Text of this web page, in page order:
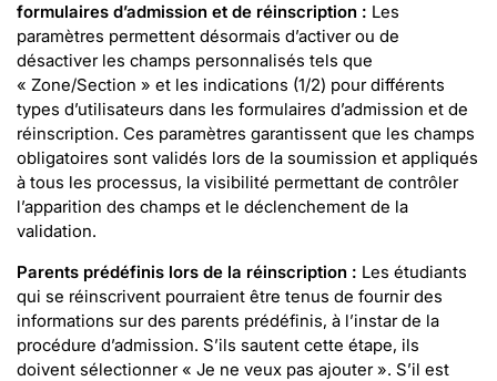
formulaires d’admission et de réinscription : Les
paramètres permettent désormais d’activer ou de
désactiver les champs personnalisés tels que
« Zone/Section » et les indications (1/2) pour différents
types d’utilisateurs dans les formulaires d’admission et de
réinscription. Ces paramètres garantissent que les champs
obligatoires sont validés lors de la soumission et appliqués
à tous les processus, la visibilité permettant de contrôler
l’apparition des champs et le déclenchement de la
validation.
Parents prédéfinis lors de la réinscription : Les étudiants
qui se réinscrivent pourraient être tenus de fournir des
informations sur des parents prédéfinis, à l’instar de la
procédure d’admission. S’ils sautent cette étape, ils
doivent sélectionner « Je ne veux pas ajouter ». S’il est